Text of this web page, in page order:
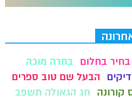
בחיר בחלום
בחרה מוכה
הבעל שם טוב ספרים
קורונה
חג הגאולה תשפב